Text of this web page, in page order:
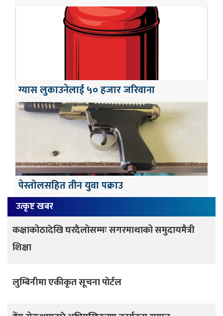
ग्यास लुकाउनेलाई ५० हजार जरिवाना
पेस्तोलसहित तीन युवा पक्राउ
उत्कृष्ट खबर
कक्षाकोठादेखि घरदैलोसम्मः सगरमाथाको समुदायमैत्री
शिक्षा
लुम्बिनीमा एकीकृत सूचना पोर्टल